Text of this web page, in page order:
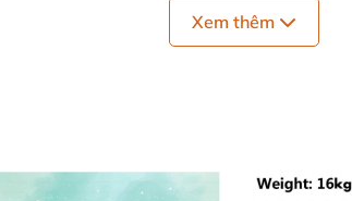
đủ chứng nhận y tếXem thêm